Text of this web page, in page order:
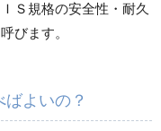
般作業安全靴・スニ
型
ンドタイプ
ま先保護性能なし
Ｓ規格の安全性・耐久
びます。
よいの？